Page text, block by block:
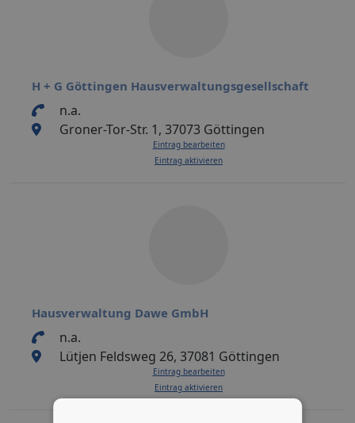
H + G Göttingen Hausverwaltungsgesellschaft
n.a.
Groner-Tor-Str. 1, 37073 Göttingen
Eintrag bearbeiten
Eintrag aktivieren
Hausverwaltung Dawe GmbH
n.a.
Lütjen Feldsweg 26, 37081 Göttingen
Eintrag bearbeiten
Eintrag aktivieren